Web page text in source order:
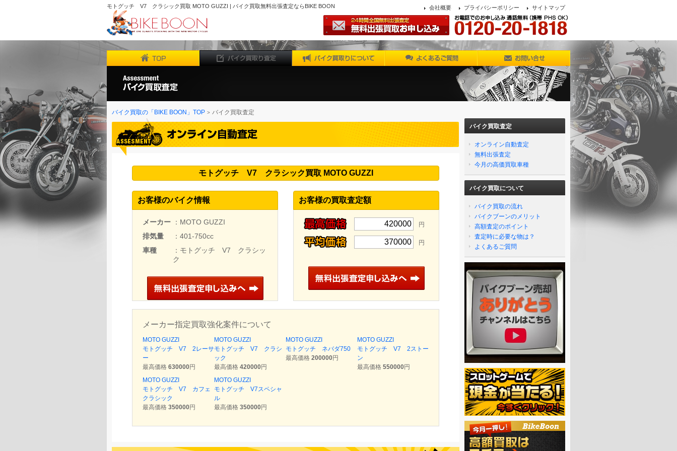
モトグッチ V7 クラシック買取 MOTO GUZZI | バイク買取無料出張査定ならBIKE BOON サイトマップ
プライバシーポリシー
会社概要
バイク買取の「BIKE BOON」TOP
バイク買取査定
バイク買取査定
オンライン自動査定
無料出張査定
今月の高価買取車種
バイク買取について
バイク買取の流れ
バイクブーンのメリット
高額査定のポイント
査定時に必要な物は？
よくあるご質問
モトグッチ V7 クラシック買取 MOTO GUZZI
お客様のバイク情報
メーカー
：MOTO GUZZI
排気量
：401-750cc
車種
：モトグッチ V7 クラシッ
ク
お客様の買取査定額
420000 円
370000 円
メーカー指定買取強化案件について
MOTO GUZZI
モトグッチ V7 2レーサ
ー
最高価格 630000円
MOTO GUZZI
モトグッチ V7 クラシ
ック
最高価格 420000円
MOTO GUZZI
モトグッチ ネバダ750
最高価格 200000円
MOTO GUZZI
モトグッチ V7 2ストー
ン
最高価格 550000円
MOTO GUZZI
モトグッチ V7 カフェ
クラシック
最高価格 350000円
MOTO GUZZI
モトグッチ V7スペシャ
ル
最高価格 350000円